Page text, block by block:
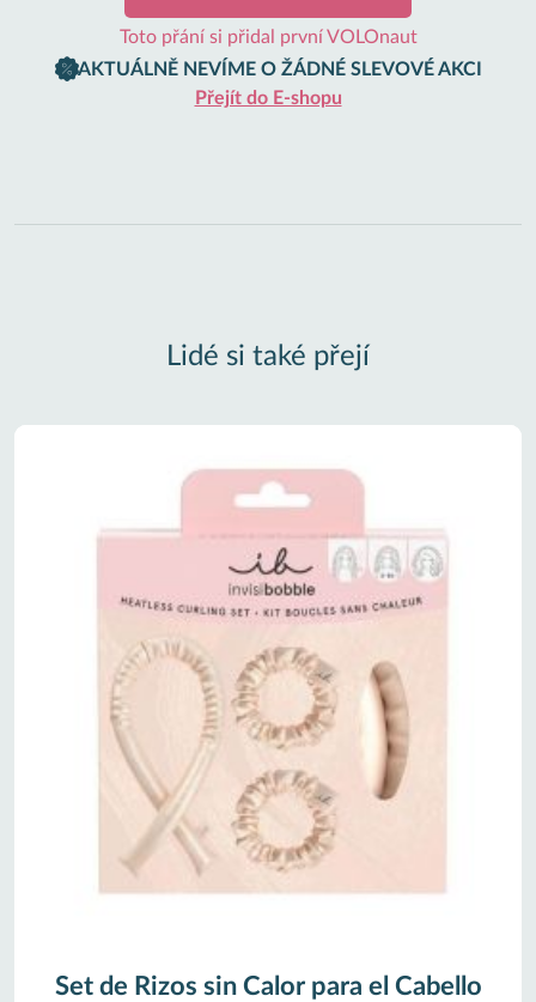
Toto přání si přidal první VOLOnaut
AKTUÁLNĚ NEVÍME O ŽÁDNÉ SLEVOVÉ AKCI
Přejít do E-shopu
Lidé si také přejí
Set de Rizos sin Calor para el Cabello